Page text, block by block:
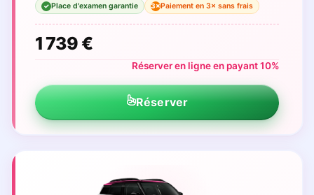
✓ Place d'examen garantie 3×Paiement en 3× sans frais
1 739 €
Réserver en ligne en payant 10%
Réserver